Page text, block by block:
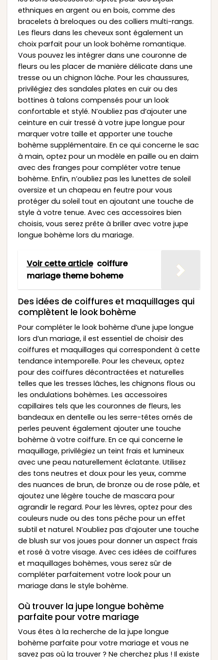
ethniques en argent ou en bois, comme des
bracelets à breloques ou des colliers multi-rangs.
Les fleurs dans les cheveux sont également un
choix parfait pour un look bohème romantique.
Vous pouvez les intégrer dans une couronne de
fleurs ou les placer de manière délicate dans une
tresse ou un chignon lâche. Pour les chaussures,
privilégiez des sandales plates en cuir ou des
bottines à talons compensés pour un look
confortable et stylé. N’oubliez pas d’ajouter une
ceinture en cuir tressé à votre jupe longue pour
marquer votre taille et apporter une touche
bohème supplémentaire. En ce qui concerne le sac
à main, optez pour un modèle en paille ou en daim
avec des franges pour compléter votre tenue
bohème. Enfin, n’oubliez pas les lunettes de soleil
oversize et un chapeau en feutre pour vous
protéger du soleil tout en ajoutant une touche de
style à votre tenue. Avec ces accessoires bien
choisis, vous serez prête à briller avec votre jupe
longue bohème lors du mariage.
Voir cette article coiffure
mariage theme boheme
Des idées de coiffures et maquillages qui
complètent le look bohème
Pour compléter le look bohème d’une jupe longue
lors d’un mariage, il est essentiel de choisir des
coiffures et maquillages qui correspondent à cette
tendance intemporelle. Pour les cheveux, optez
pour des coiffures décontractées et naturelles
telles que les tresses lâches, les chignons flous ou
les ondulations bohèmes. Les accessoires
capillaires tels que les couronnes de fleurs, les
bandeaux en dentelle ou les serre-têtes ornés de
perles peuvent également ajouter une touche
bohème à votre coiffure. En ce qui concerne le
maquillage, privilégiez un teint frais et lumineux
avec une peau naturellement éclatante. Utilisez
des tons neutres et doux pour les yeux, comme
des nuances de brun, de bronze ou de rose pâle, et
ajoutez une légère touche de mascara pour
agrandir le regard. Pour les lèvres, optez pour des
couleurs nude ou des tons pêche pour un effet
subtil et naturel. N’oubliez pas d’ajouter une touche
de blush sur vos joues pour donner un aspect frais
et rosé à votre visage. Avec ces idées de coiffures
et maquillages bohèmes, vous serez sûr de
compléter parfaitement votre look pour un
mariage dans le style bohème.
Où trouver la jupe longue bohème
parfaite pour votre mariage
Vous êtes à la recherche de la jupe longue
bohème parfaite pour votre mariage et vous ne
savez pas où la trouver ? Ne cherchez plus ! Il existe